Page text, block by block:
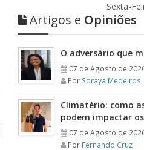
Sexta-
Artigos e Opiniões
O adversário que
07 de Agosto de
Por Soraya Medeiros
Climatério: como
podem impactar
07 de Agosto de
Por Fernando Cruz